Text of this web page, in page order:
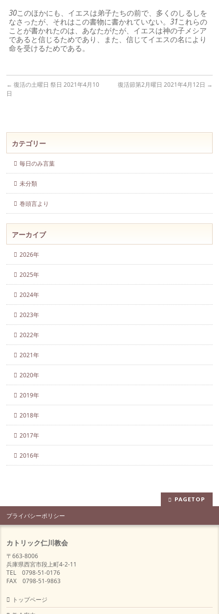
30このほかにも、イエスは弟子たちの前で、多くのしるしを
なさったが、それはこの書物に書かれていない。31これらの
ことが書かれたのは、あなたがたが、イエスは神の子メシア
であると信じるためであり、また、信じてイエスの名により
命を受けるためである。
← 復活の土曜日 祭日 2021年4月10
日
復活節第2月曜日 2021年4月12日 →
カテゴリー
毎日のみ言葉
未分類
巻頭言より
アーカイブ
2026年
2025年
2024年
2023年
2022年
2021年
2020年
2019年
2018年
2017年
2016年
PAGETOP
プライバシーポリシー
カトリック仁川教会
〒663-8006
兵庫県西宮市段上町4-2-11
TEL 0798-51-0176
FAX 0798-51-9863
トップページ